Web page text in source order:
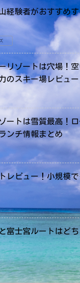
経験者がおすすめ
リゾートは穴場！空
のスキー場レビュー
ートは雪質最高！ロ
ンチ情報まとめ
レビュー！小規模
富士宮ルートはどち